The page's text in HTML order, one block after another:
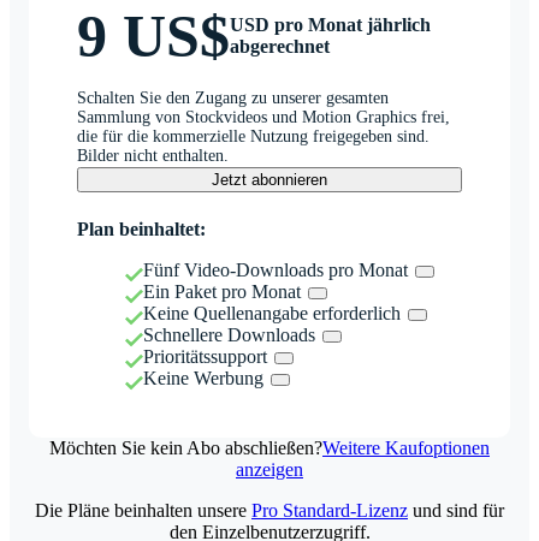
9 US$USD pro Monat jährlich
abgerechnet
Schalten Sie den Zugang zu unserer gesamten
Sammlung von Stockvideos und Motion Graphics frei,
die für die kommerzielle Nutzung freigegeben sind.
Bilder nicht enthalten.
Jetzt abonnieren
Plan beinhaltet:
Fünf Video-Downloads pro Monat
Ein Paket pro Monat
Keine Quellenangabe erforderlich
Schnellere Downloads
Prioritätssupport
Keine Werbung
Möchten Sie kein Abo abschließen?Weitere Kaufoptionen
anzeigen
Die Pläne beinhalten unsere Pro Standard-Lizenz und sind für
den Einzelbenutzerzugriff.